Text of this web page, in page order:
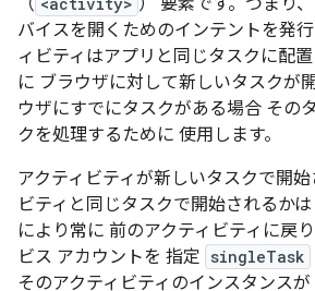
（ <activity> ） 要素です。つまり
バイスを開くためのインテントを発
ィビティはアプリと同じタスクに配置
に ブラウザに対して新しいタスクが
ウザにすでにタスクがある場合 その
クを処理するために 使用します。
アクティビティが新しいタスクで開
ビティと同じタスクで開始されるか
により常に 前のアクティビティに戻
ビス アカウントを 指定 singleTask
そのアクティビティのインスタンス